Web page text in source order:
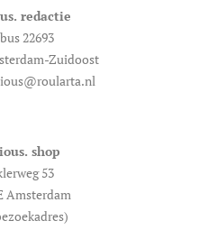
redactie
22693
Zuidoost
shop
53
Amsterdam